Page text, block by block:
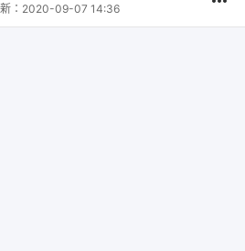
： 2020-09-07 14:36